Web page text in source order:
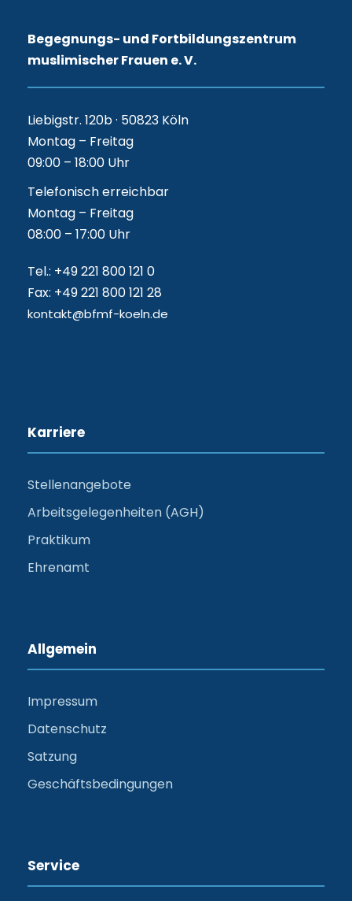
Begegnungs- und Fortbildungszentrum
muslimischer Frauen e. V.
Liebigstr. 120b · 50823 Köln
Montag – Freitag
09:00 – 18:00 Uhr
Telefonisch erreichbar
Montag – Freitag
08:00 – 17:00 Uhr
Tel.: +49 221 800 121 0
Fax: +49 221 800 121 28
kontakt@bfmf-koeln.de
Karriere
Stellenangebote
Arbeitsgelegenheiten (AGH)
Praktikum
Ehrenamt
Allgemein
Impressum
Datenschutz
Satzung
Geschäftsbedingungen
Service